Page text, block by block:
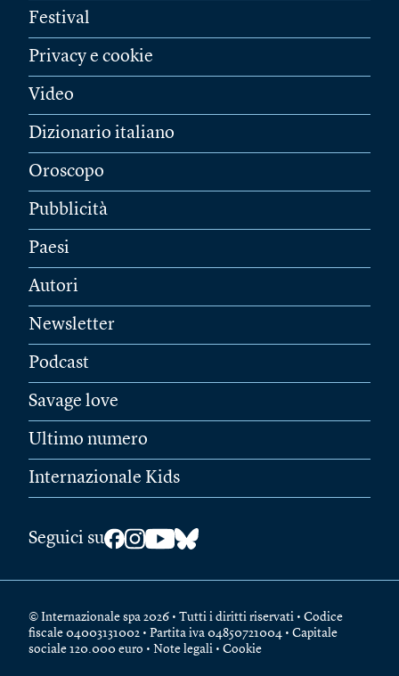
Festival
Privacy e cookie
Video
Dizionario italiano
Oroscopo
Pubblicità
Paesi
Autori
Newsletter
Podcast
Savage love
Ultimo numero
Internazionale Kids
Seguici su
© Internazionale spa 2026 • Tutti i diritti riservati • Codice
fiscale 04003131002 • Partita iva 04850721004 • Capitale
sociale 120.000 euro • Note legali • Cookie